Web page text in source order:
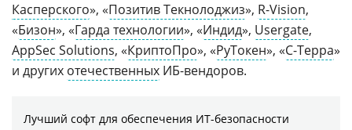
Касперского», «Позитив Текнолоджиз», R-Vision,
«Бизон», «Гарда технологии», «Индид», Usergate,
AppSec Solutions, «КриптоПро», «РуТокен», «С-Терра»
и других отечественных ИБ-вендоров.
Лучший софт для обеспечения ИТ-безопасности